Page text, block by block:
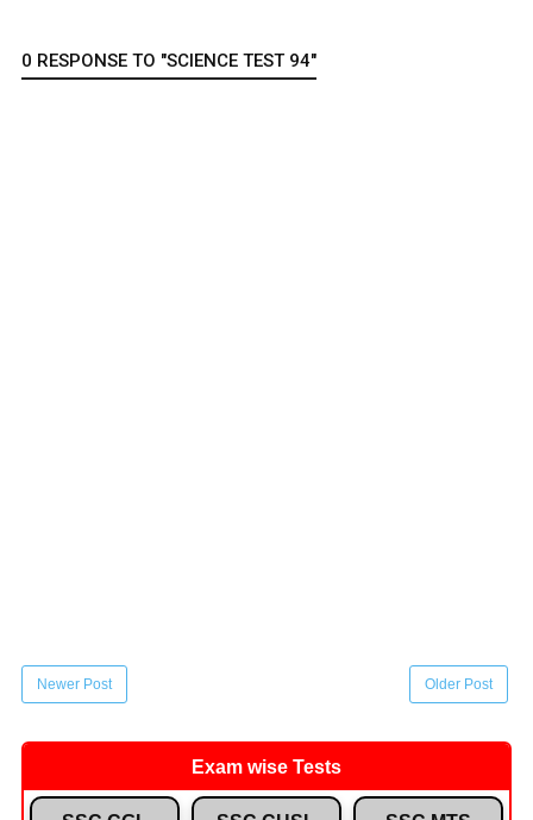
0 RESPONSE TO "SCIENCE TEST 94"
Newer Post Older Post
Exam wise Tests